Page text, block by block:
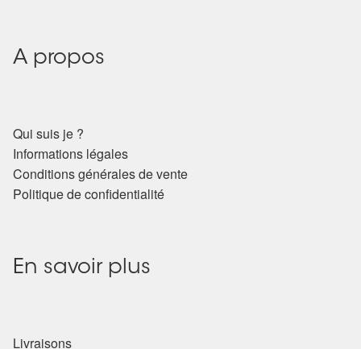
Harmonisation des lieux
Sels de bain
Encens
Cadeaux de naissance
A propos
Qui suis je ?
Informations légales
Conditions générales de vente
Politique de confidentialité
En savoir plus
Livraisons